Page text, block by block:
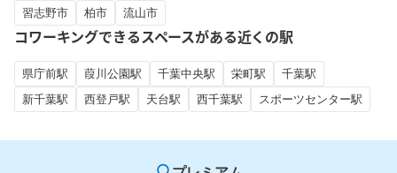
習志野市
柏市 流山市
コワーキングできるスペースがある近くの駅
県庁前駅 葭川公園駅 千葉中央駅 栄町駅
千葉駅
新千葉駅
西登戸駅 天台駅 西千葉駅 スポーツセンター駅